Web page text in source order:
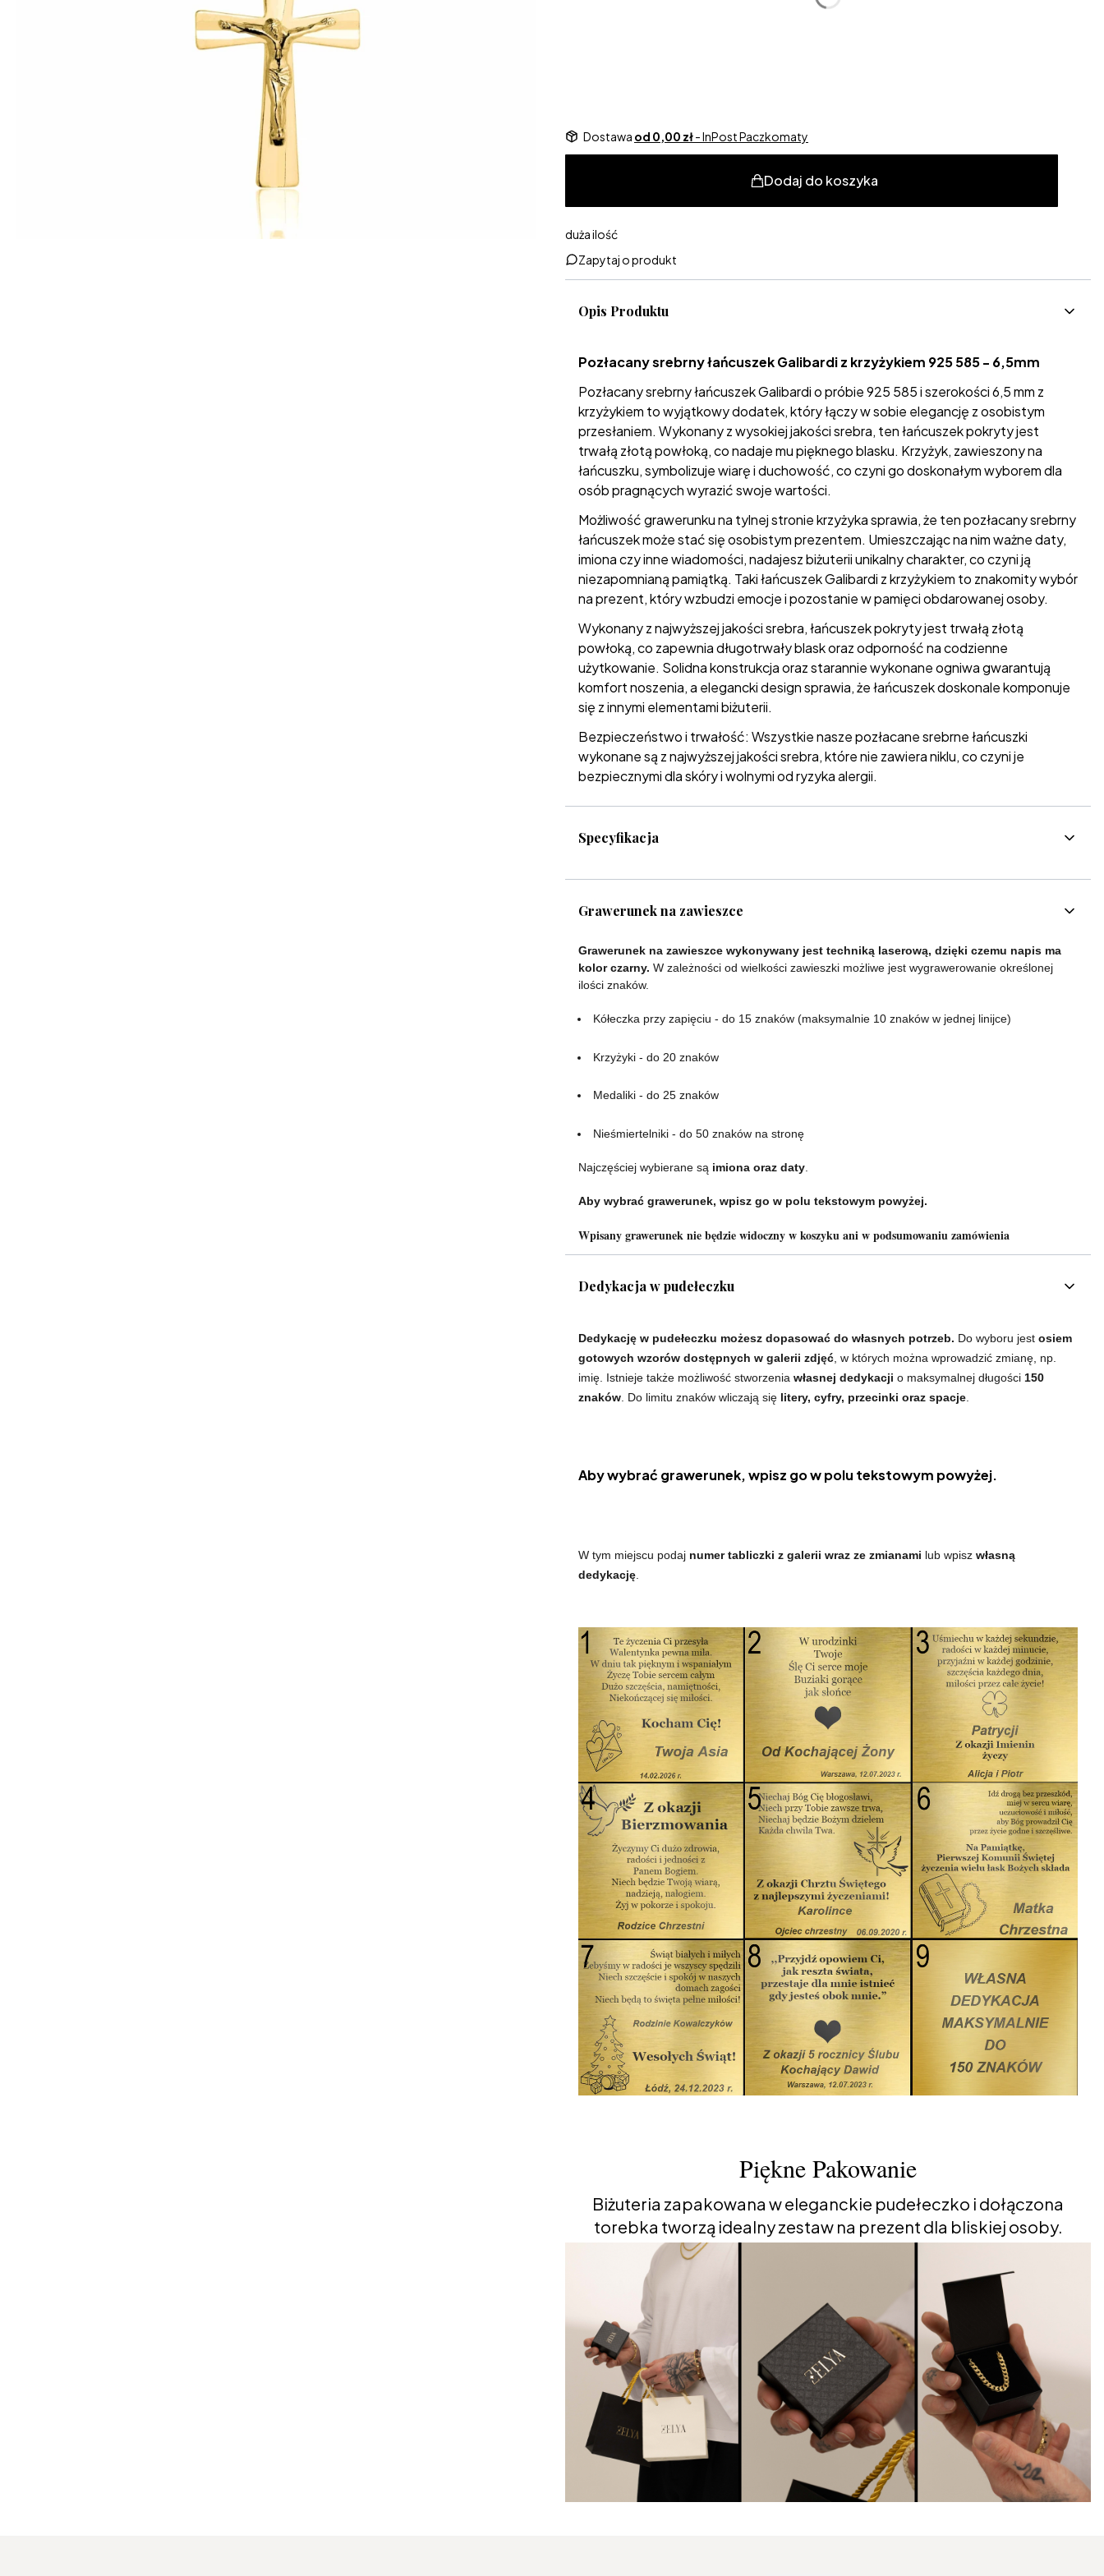
Dostawa od 0,00 zł- InPost Paczkomaty
Dodaj do koszyka
duża ilość
Zapytaj o produkt
Opis Produktu
Pozłacany srebrny łańcuszek Galibardi z krzyżykiem 925 585 - 6,5mm
Pozłacany srebrny łańcuszek Galibardi o próbie 925 585 i szerokości 6,5 mm z
krzyżykiem to wyjątkowy dodatek, który łączy w sobie elegancję z osobistym
przesłaniem. Wykonany z wysokiej jakości srebra, ten łańcuszek pokryty jest
trwałą złotą powłoką, co nadaje mu pięknego blasku. Krzyżyk, zawieszony na
łańcuszku, symbolizuje wiarę i duchowość, co czyni go doskonałym wyborem dla
osób pragnących wyrazić swoje wartości.
Możliwość grawerunku na tylnej stronie krzyżyka sprawia, że ten pozłacany srebrny
łańcuszek może stać się osobistym prezentem. Umieszczając na nim ważne daty,
imiona czy inne wiadomości, nadajesz biżuterii unikalny charakter, co czyni ją
niezapomnianą pamiątką. Taki łańcuszek Galibardi z krzyżykiem to znakomity wybór
na prezent, który wzbudzi emocje i pozostanie w pamięci obdarowanej osoby.
Wykonany z najwyższej jakości srebra, łańcuszek pokryty jest trwałą złotą
powłoką, co zapewnia długotrwały blask oraz odporność na codzienne
użytkowanie. Solidna konstrukcja oraz starannie wykonane ogniwa gwarantują
komfort noszenia, a elegancki design sprawia, że łańcuszek doskonale komponuje
się z innymi elementami biżuterii.
Bezpieczeństwo i trwałość: Wszystkie nasze pozłacane srebrne łańcuszki
wykonane są z najwyższej jakości srebra, które nie zawiera niklu, co czyni je
bezpiecznymi dla skóry i wolnymi od ryzyka alergii.
Specyfikacja
Grawerunek na zawieszce
Grawerunek na zawieszce wykonywany jest techniką laserową, dzięki czemu napis ma
kolor czarny. W zależności od wielkości zawieszki możliwe jest wygrawerowanie określonej
ilości znaków.
Kółeczka przy zapięciu - do 15 znaków (maksymalnie 10 znaków w jednej linijce)
Krzyżyki - do 20 znaków
Medaliki - do 25 znaków
Nieśmiertelniki - do 50 znaków na stronę
Najczęściej wybierane są imiona oraz daty
Aby wybrać grawerunek, wpisz go w polu tekstowym powyżej.
Wpisany grawerunek nie będzie widoczny w koszyku ani w podsumowaniu zamówienia
Dedykacja w pudełeczku
Dedykację w pudełeczku możesz dopasować do własnych potrzeb. Do wyboru jest osiem
gotowych wzorów dostępnych w galerii zdjęć , w których można wprowadzić zmianę, np.
imię. Istnieje także możliwość stworzenia własnej dedykacji o maksymalnej długości 150
znaków . Do limitu znaków wliczają się litery, cyfry, przecinki oraz spacje
Aby wybrać grawerunek, wpisz go w polu tekstowym powyżej.
W tym miejscu podaj numer tabliczki z galerii wraz ze zmianami lub wpisz własną
dedykację
Piękne Pakowanie
Biżuteria zapakowana w eleganckie pudełeczko i dołączona
torebka tworzą idealny zestaw na prezent dla bliskiej osoby.